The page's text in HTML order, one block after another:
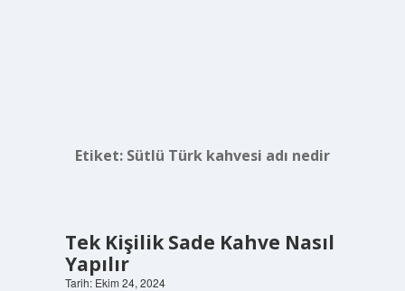
Etiket: Sütlü Türk kahvesi adı nedir
Tek Kişilik Sade Kahve Nasıl
Yapılır
Tarih: Ekim 24, 2024